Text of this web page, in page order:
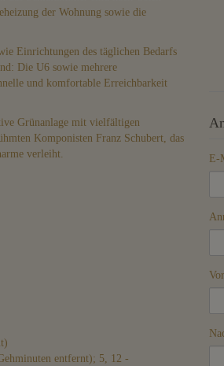
der Wohnung sowie die
Einrichtungen des täglichen Bedarfs
Die U6 sowie mehrere
und komfortable Erreichbarkeit
Grünanlage mit vielfältigen
Komponisten Franz Schubert, das
verleiht.
entfernt); 5, 12 -
E-